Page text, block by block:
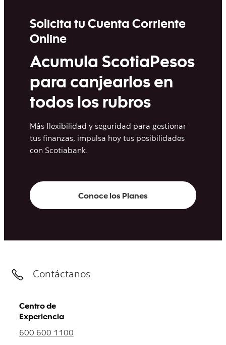
Solicita tu Cuenta Corriente
Online
Acumula ScotiaPesos
para canjearlos en
todos los rubros
Más flexibilidad y seguridad para gestionar
tus finanzas, impulsa hoy tus posibilidades
con Scotiabank.
Conoce los Planes
Contáctanos
Centro de
Experiencia
600 600 1100